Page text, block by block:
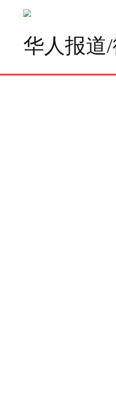
华人报道